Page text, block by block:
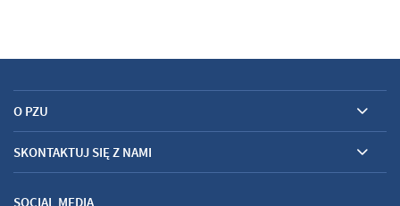
O PZU
SKONTAKTUJ SIĘ Z NAMI
SOCIAL MEDIA